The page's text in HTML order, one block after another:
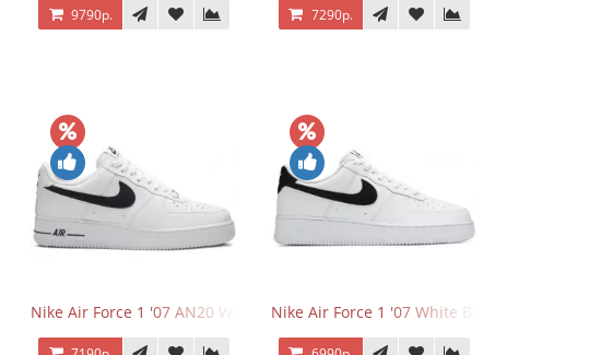
9790р. 7290р.
Nike Air Force 1 '07 AN20 White BlackNike Air Force 1 '07 White Black